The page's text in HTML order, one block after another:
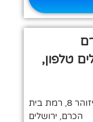
טלפון,
כתובת הקניון - רח' אביזוהר 8, רמת בית
הכרם, ירושלים